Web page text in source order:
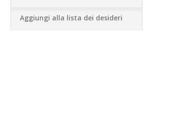
Aggiungi alla lista dei desideri